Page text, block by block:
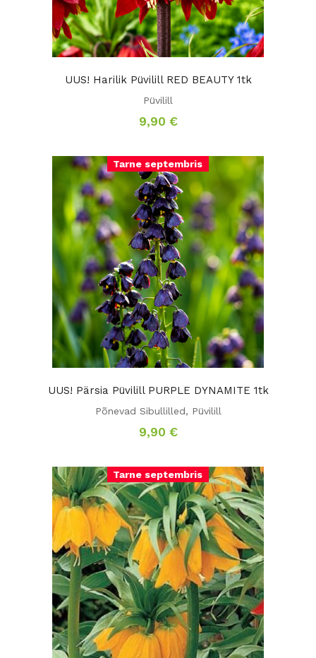
UUS! Harilik Püvilill RED BEAUTY 1tk
Püvilill
9,90 €
Tarne septembris
UUS! Pärsia Püvilill PURPLE DYNAMITE 1tk
Põnevad Sibullilled, Püvilill
9,90 €
Tarne septembris